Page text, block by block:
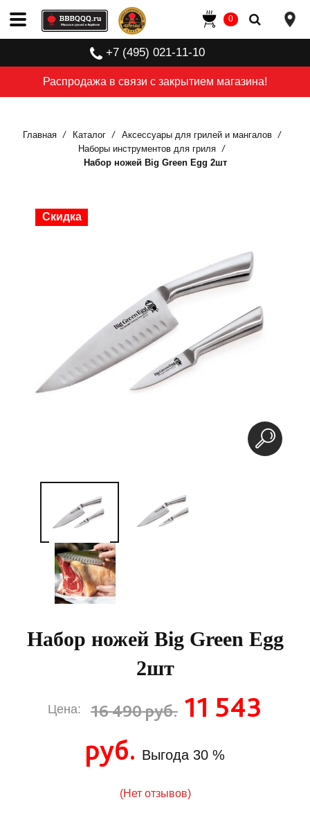
Распродажа в связи с закрытием магазина!
+7 (495) 021-11-10
0
Главная Каталог
Аксессуары для грилей и мангалов
Наборы инструментов для гриля
Набор ножей Big Green Egg 2шт
Скидка
Скидка
Скидка
Набор ножей Big Green Egg
2шт
Цена: 16 490 руб. 11 543
руб. Выгода 30 %
(Нет отзывов)